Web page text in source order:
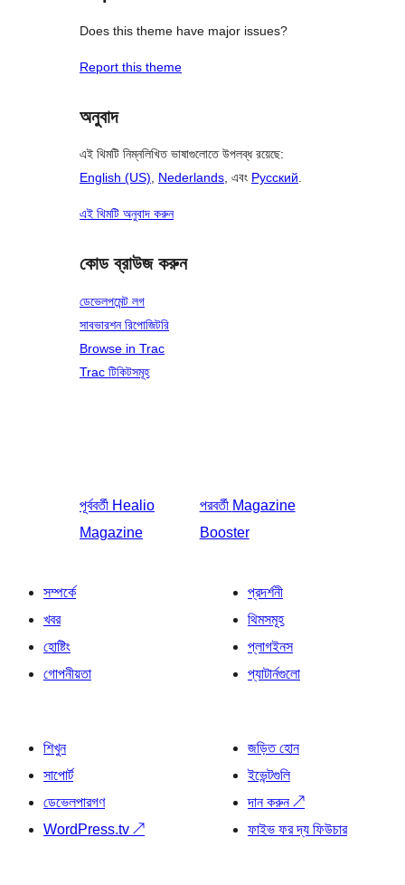
Does this theme have major issues?
Report this theme
অনুবাদ
এই থিমটি নিম্নলিখিত ভাষাগুলোতে উপলব্ধ রয়েছে:
English (US), Nederlands, এবং Русский.
এই থিমটি অনুবাদ করুন
কোড ব্রাউজ করুন
ডেভেলপমেন্ট লগ
সাবভারশন রিপোজিটরি
Browse in Trac
Trac টিকিটসমূহ
পূর্ববর্তী Healio
Magazine
পরবর্তী Magazine
Booster
সম্পর্কে
খবর
হোষ্টিং
গোপনীয়তা
প্রদর্শনী
থিমসমূহ
প্লাগইনস
প্যাটার্নগুলো
শিখুন
সাপোর্ট
ডেভেলপারগণ
WordPress.tv ↗
জড়িত হোন
ইভেন্টগুলি
দান করুন↗
ফাইভ ফর দ্য ফিউচার